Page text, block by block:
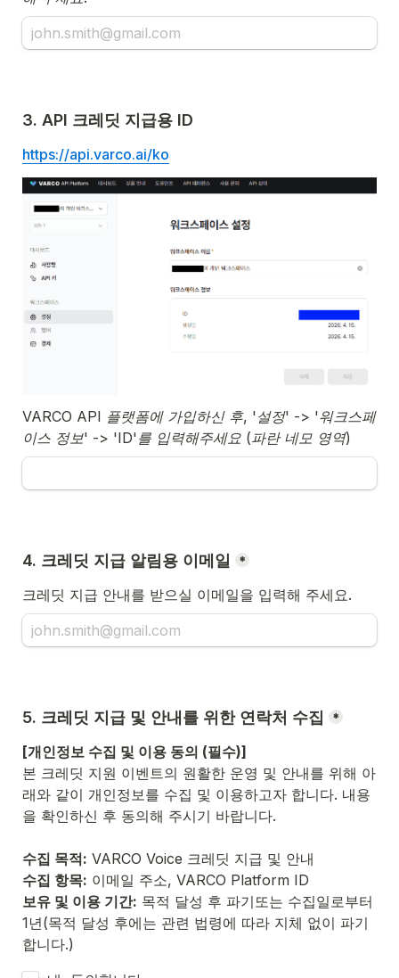
3. API 크레딧 지급용 ID
https://api.varco.ai/ko
VARCO API 플랫폼에 가입하신 후, '설정' -> '워크스페
이스 정보' -> 'ID'를 입력해주세요 (파란 네모 영역)
4. 크레딧 지급 알림용 이메일 *
크레딧 지급 안내를 받으실 이메일을 입력해 주세요.
5. 크레딧 지급 및 안내를 위한 연락처 수집 *
[개인정보 수집 및 이용 동의 (필수)]
본 크레딧 지원 이벤트의 원활한 운영 및 안내를 위해 아
래와 같이 개인정보를 수집 및 이용하고자 합니다. 내용
을 확인하신 후 동의해 주시기 바랍니다.
수집 목적: VARCO Voice 크레딧 지급 및 안내
수집 항목: 이메일 주소, VARCO Platform ID
보유 및 이용 기간: 목적 달성 후 파기또는 수집일로부터
1년(목적 달성 후에는 관련 법령에 따라 지체 없이 파기
합니다.)